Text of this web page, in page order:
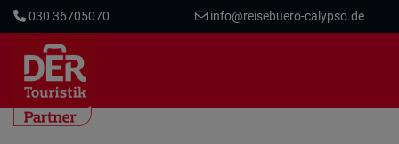
030 36705070 info@reisebuero-calypso.de